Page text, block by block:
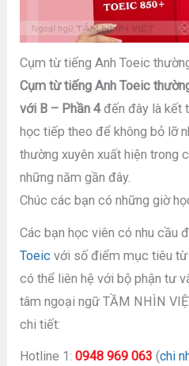
Cụm từ tiếng Anh Toeic
Cụm từ tiếng Anh Toeic
với B – Phần 4đến đây là kết
học tiếp theo để không bỏ lỡ
thường xuyên xuất hiện trong
những năm gần đây.
Chúc các bạn có những giờ
Các bạn học viên có nhu cầu
Toeic với số điểm mục tiêu từ
có thể liên hệ với bộ phận tư
tâm ngoại ngữ TẦM NHÌN
chi tiết:
Hotline 1:0948 969 063 (chi